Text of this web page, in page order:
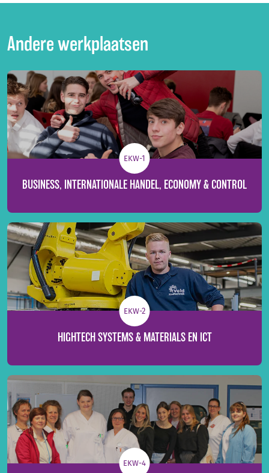
Andere werkplaatsen
EKW-1
BUSINESS, INTERNATIONALE HANDEL, ECONOMY & CONTROL
EKW-2
HIGHTECH SYSTEMS & MATERIALS EN ICT
EKW-4